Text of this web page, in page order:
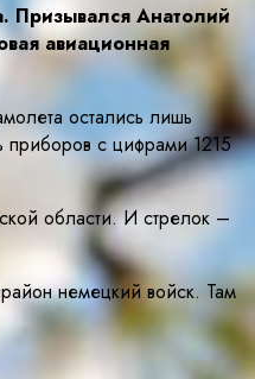
Призывался Анатолий
авиационная
остались лишь
приборов с цифрами 1215
области. И стрелок –
немецкий войск. Там